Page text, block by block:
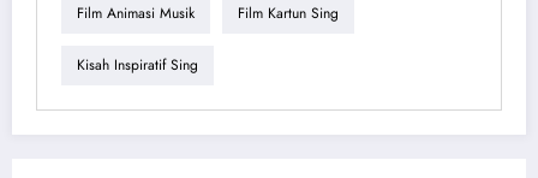
Film Animasi Musik Film Kartun Sing
Kisah Inspiratif Sing